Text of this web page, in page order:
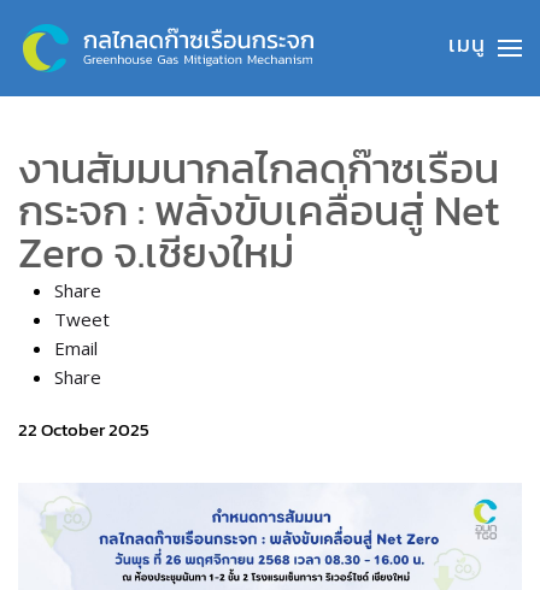
Skip to main content
งานสัมมนากลไกลดก๊าซเรือน
กระจก : พลังขับเคลื่อนสู่ Net
Zero จ.เชียงใหม่
Share
Tweet
Email
Share
22 October 2025